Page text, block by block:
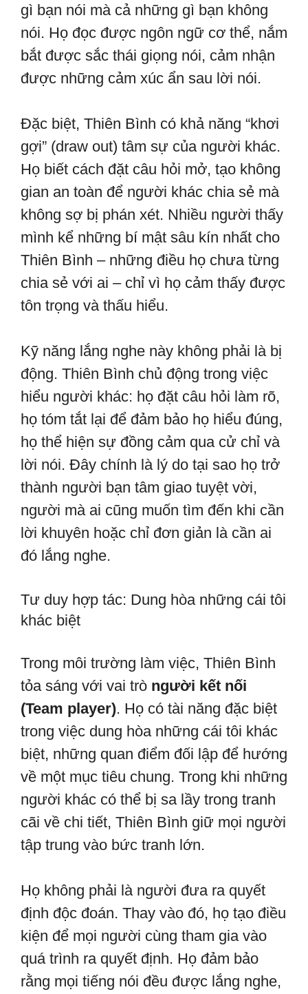
gì bạn nói mà cả những gì bạn không
nói. Họ đọc được ngôn ngữ cơ thể, nắm
bắt được sắc thái giọng nói, cảm nhận
được những cảm xúc ẩn sau lời nói.
Đặc biệt, Thiên Bình có khả năng “khơi
gợi” (draw out) tâm sự của người khác.
Họ biết cách đặt câu hỏi mở, tạo không
gian an toàn để người khác chia sẻ mà
không sợ bị phán xét. Nhiều người thấy
mình kể những bí mật sâu kín nhất cho
Thiên Bình – những điều họ chưa từng
chia sẻ với ai – chỉ vì họ cảm thấy được
tôn trọng và thấu hiểu.
Kỹ năng lắng nghe này không phải là bị
động. Thiên Bình chủ động trong việc
hiểu người khác: họ đặt câu hỏi làm rõ,
họ tóm tắt lại để đảm bảo họ hiểu đúng,
họ thể hiện sự đồng cảm qua cử chỉ và
lời nói. Đây chính là lý do tại sao họ trở
thành người bạn tâm giao tuyệt vời,
người mà ai cũng muốn tìm đến khi cần
lời khuyên hoặc chỉ đơn giản là cần ai
đó lắng nghe.
Tư duy hợp tác: Dung hòa những cái tôi
khác biệt
Trong môi trường làm việc, Thiên Bình
tỏa sáng với vai trò người kết nối
(Team player). Họ có tài năng đặc biệt
trong việc dung hòa những cái tôi khác
biệt, những quan điểm đối lập để hướng
về một mục tiêu chung. Trong khi những
người khác có thể bị sa lầy trong tranh
cãi về chi tiết, Thiên Bình giữ mọi người
tập trung vào bức tranh lớn.
Họ không phải là người đưa ra quyết
định độc đoán. Thay vào đó, họ tạo điều
kiện để mọi người cùng tham gia vào
quá trình ra quyết định. Họ đảm bảo
rằng mọi tiếng nói đều được lắng nghe,